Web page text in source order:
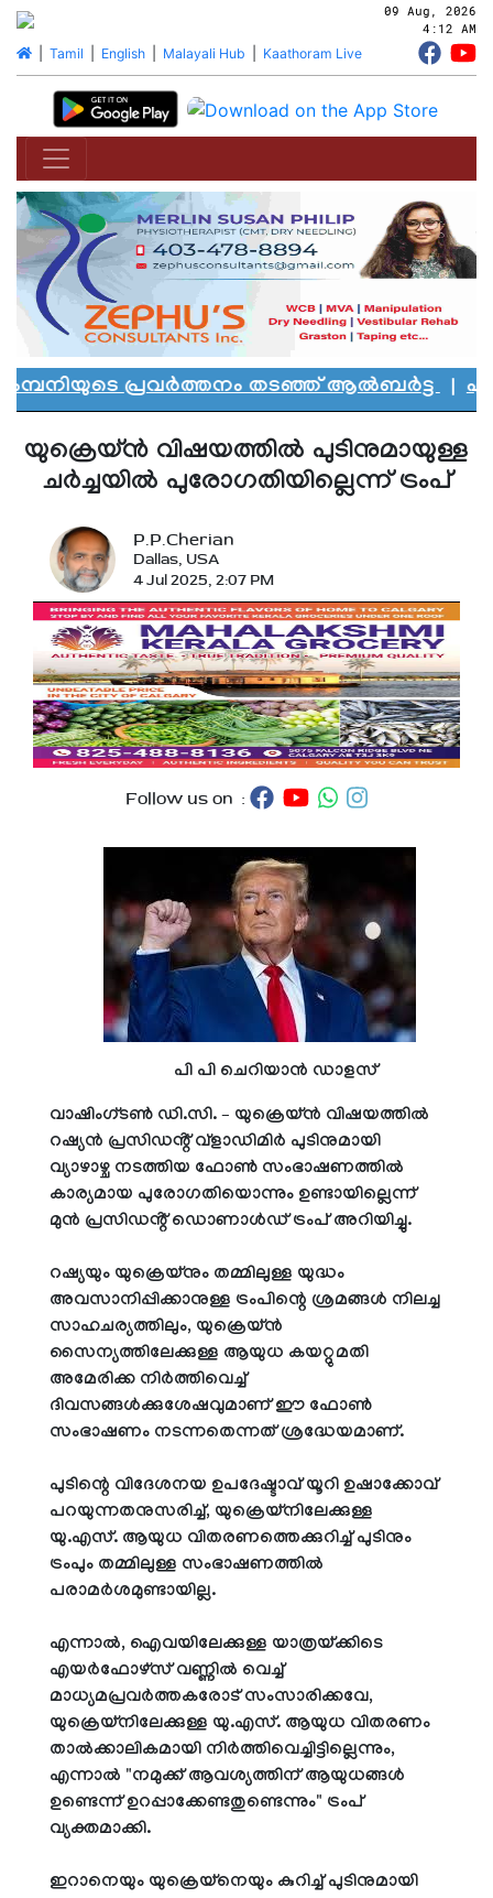
09 Aug, 2026
4:12 AM
| Tamil English| Malayali Hub Kaathoram Live
പ്രവർത്തനം തടഞ്ഞ് ആൽബർട്ട|
യുക്രെയ്ൻ വിഷയത്തിൽ പുടിനുമായുള്ള
ചർച്ചയിൽ പുരോഗതിയില്ലെന്ന് ട്രംപ്
P.P.Cherian
Dallas, USA
4 Jul 2025, 2:07 PM
Follow us on :
പി പി ചെറിയാൻ ഡാളസ്
വാഷിംഗ്ടൺ ഡി.സി. – യുക്രെയ്ൻ വിഷയത്തിൽ
റഷ്യൻ പ്രസിഡൻ്റ് വ്‌ളാഡിമിർ പുടിനുമായി
വ്യാഴാഴ്ച നടത്തിയ ഫോൺ സംഭാഷണത്തിൽ
കാര്യമായ പുരോഗതിയൊന്നും ഉണ്ടായില്ലെന്ന്
മുൻ പ്രസിഡൻ്റ് ഡൊണാൾഡ് ട്രംപ് അറിയിച്ചു.
റഷ്യയും യുക്രെയ്നും തമ്മിലുള്ള യുദ്ധം
അവസാനിപ്പിക്കാനുള്ള ട്രംപിന്റെ ശ്രമങ്ങൾ നിലച്ച
സാഹചര്യത്തിലും, യുക്രെയ്ൻ
സൈന്യത്തിലേക്കുള്ള ആയുധ കയറ്റുമതി
അമേരിക്ക നിർത്തിവെച്ച്
ദിവസങ്ങൾക്കുശേഷവുമാണ് ഈ ഫോൺ
സംഭാഷണം നടന്നതെന്നത് ശ്രദ്ധേയമാണ്.
പുടിന്റെ വിദേശനയ ഉപദേഷ്ടാവ് യൂറി ഉഷാക്കോവ്
പറയുന്നതനുസരിച്ച്, യുക്രെയ്നിലേക്കുള്ള
യു.എസ്. ആയുധ വിതരണത്തെക്കുറിച്ച് പുടിനും
ട്രംപും തമ്മിലുള്ള സംഭാഷണത്തിൽ
പരാമർശമുണ്ടായില്ല.
എന്നാൽ, ഐവയിലേക്കുള്ള യാത്രയ്ക്കിടെ
എയർഫോഴ്‌സ് വണ്ണിൽ വെച്ച്
മാധ്യമപ്രവർത്തകരോട് സംസാരിക്കവേ,
യുക്രെയ്നിലേക്കുള്ള യു.എസ്. ആയുധ വിതരണം
താൽക്കാലികമായി നിർത്തിവെച്ചിട്ടില്ലെന്നും,
എന്നാൽ "നമുക്ക് ആവശ്യത്തിന് ആയുധങ്ങൾ
ഉണ്ടെന്ന് ഉറപ്പാക്കേണ്ടതുണ്ടെന്നും" ട്രംപ്
വ്യക്തമാക്കി.
ഇറാനെയും യുക്രെയ്നെയും കുറിച്ച് പുടിനുമായി